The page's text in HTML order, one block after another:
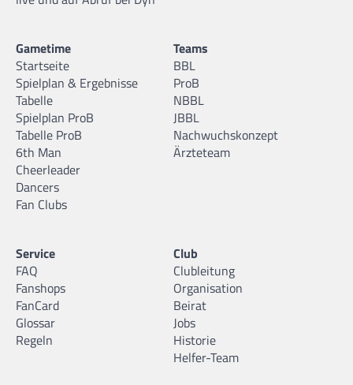
Gametime
Startseite
Spielplan & Ergebnisse
Tabelle
Spielplan ProB
Tabelle ProB
6th Man
Cheerleader
Dancers
Fan Clubs
Teams
BBL
ProB
NBBL
JBBL
Nachwuchskonzept
Ärzteteam
Service
FAQ
Fanshops
FanCard
Glossar
Regeln
Club
Clubleitung
Organisation
Beirat
Jobs
Historie
Helfer-Team